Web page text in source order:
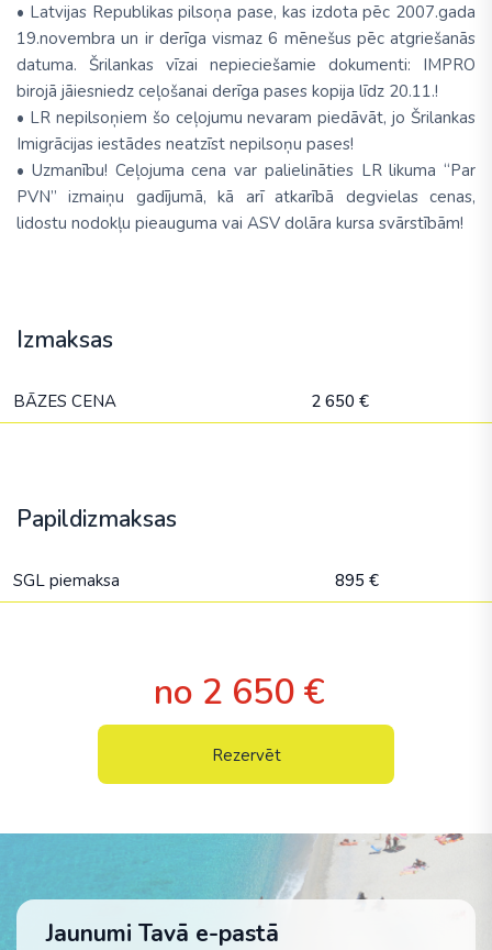
• Latvijas Republikas pilsoņa pase, kas izdota pēc 2007.gada
19.novembra un ir derīga vismaz 6 mēnešus pēc atgriešanās
datuma. Šrilankas vīzai nepieciešamie dokumenti: IMPRO
birojā jāiesniedz ceļošanai derīga pases kopija līdz 20.11.!
• LR nepilsoņiem šo ceļojumu nevaram piedāvāt, jo Šrilankas
Imigrācijas iestādes neatzīst nepilsoņu pases!
• Uzmanību! Ceļojuma cena var palielināties LR likuma “Par
PVN” izmaiņu gadījumā, kā arī atkarībā degvielas cenas,
lidostu nodokļu pieauguma vai ASV dolāra kursa svārstībām!
Izmaksas
BĀZES CENA 2 650 €
Papildizmaksas
SGL piemaksa 895 €
no 2 650 €
Rezervēt
Jaunumi Tavā e-pastā